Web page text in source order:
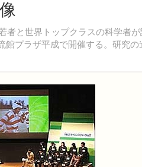
と世界トップクラスの科学者
プラザ平成で開催する。研究